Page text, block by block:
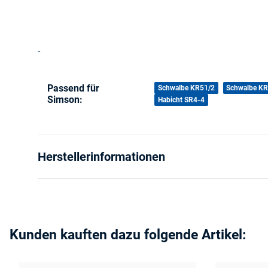
-
Produkteigenschaft
Wert
Passend für
Simson:
Schwalbe KR51/2 Schwalbe
Habicht SR4-4
Herstellerinformationen
Kunden kauften dazu folgende Artikel: